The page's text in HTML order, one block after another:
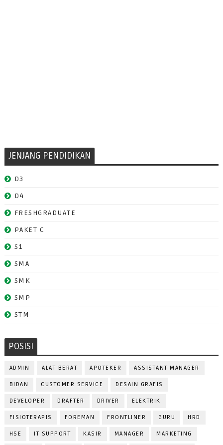
JENJANG PENDIDIKAN
D3
D4
FRESHGRADUATE
PAKET C
S1
SMA
SMK
SMP
STM
POSISI
ADMIN ALAT BERAT APOTEKER ASSISTANT MANAGER
BIDAN CUSTOMER SERVICE DESAIN GRAFIS
DEVELOPER DRAFTER DRIVER ELEKTRIK
FISIOTERAPIS FOREMAN FRONTLINER GURU HRD
HSE IT SUPPORT KASIR MANAGER MARKETING